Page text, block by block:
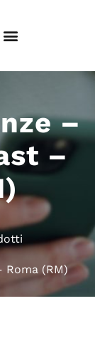
–
–
Roma (RM)